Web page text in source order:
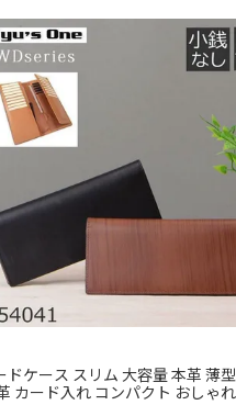
スリム 大容量 本革 薄型 ブラン
カード入れ コンパクト おしゃ